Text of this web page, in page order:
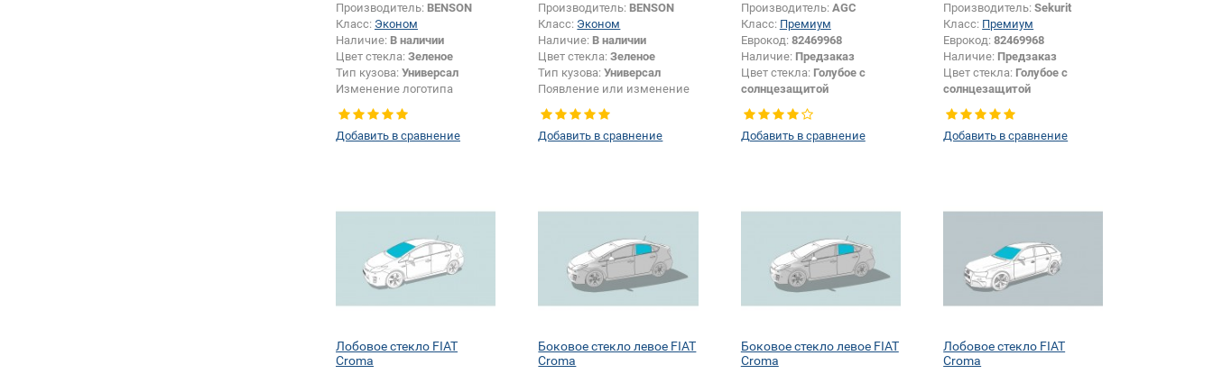
Производитель: BENSON
Класс: Эконом
Наличие: В наличии
Цвет стекла: Зеленое
Тип кузова: Универсал
Изменение логотипа
безопасности +
шелкографии:
Добавить в сравнение
Производитель: BENSON
Класс: Эконом
Наличие: В наличии
Цвет стекла:Зеленое
Тип кузова:Универсал
Появление или изменение
логотипа безопасности:
Добавить в сравнение
Производитель: AGC
Класс: Премиум
Еврокод: 82469968
Наличие: Предзаказ
Цвет стекла: Голубое с
солнцезащитой
Тип кузова: Хетчбек
Добавить в сравнение
Производитель:Sekurit
Класс: Премиум
Еврокод:82469968
Наличие: Предзаказ
Цвет стекла: Голубое с
солнцезащитой
Тип кузова:Хетчбек
Добавить в сравнение
Лобовое стекло FIAT
Croma
Боковое стекло левое FIAT
Croma
Боковое стекло левое FIAT
Croma
Лобовое стекло FIAT
Croma